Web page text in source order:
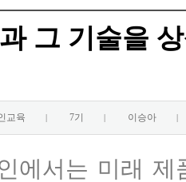
그 기술을
교육 7기 이승아
에서는 미래